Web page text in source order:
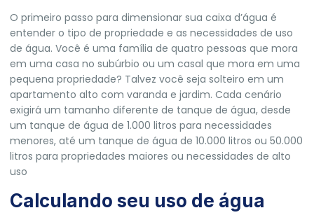
O primeiro passo para dimensionar sua caixa d’água é
entender o tipo de propriedade e as necessidades de uso
de água. Você é uma família de quatro pessoas que mora
em uma casa no subúrbio ou um casal que mora em uma
pequena propriedade? Talvez você seja solteiro em um
apartamento alto com varanda e jardim. Cada cenário
exigirá um tamanho diferente de tanque de água, desde
um tanque de água de 1.000 litros para necessidades
menores, até um tanque de água de 10.000 litros ou 50.000
litros para propriedades maiores ou necessidades de alto
uso
Calculando seu uso de água